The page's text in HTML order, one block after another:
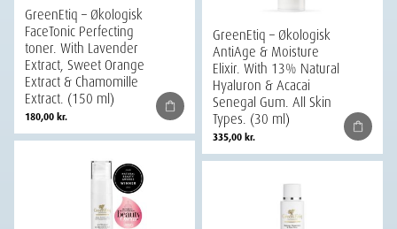
GreenEtiq – Økologisk
FaceTonic Perfecting
toner. With Lavender
Extract, Sweet Orange
Extract & Chamomille
Extract. (150 ml)
180,00kr.
GreenEtiq – Økologisk
AntiAge & Moisture
Elixir. With 13% Natural
Hyaluron & Acacai
Senegal Gum. All Skin
Types. (30 ml)
335,00kr.